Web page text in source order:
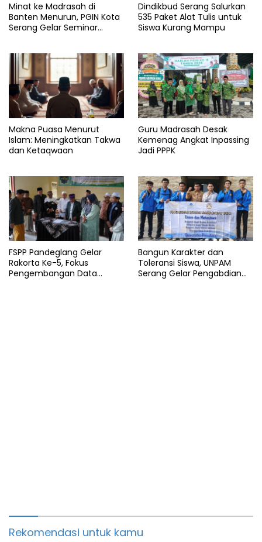
Minat ke Madrasah di
Banten Menurun, PGIN Kota
Serang Gelar Seminar
Dindikbud Serang Salurkan
535 Paket Alat Tulis untuk
Siswa Kurang Mampu
Makna Puasa Menurut
Islam: Meningkatkan Takwa
dan Ketaqwaan
Guru Madrasah Desak
Kemenag Angkat Inpassing
Jadi PPPK
FSPP Pandeglang Gelar
Rakorta Ke-5, Fokus
Pengembangan Data
Bangun Karakter dan
Toleransi Siswa, UNPAM
Serang Gelar Pengabdian
Rekomendasi untuk kamu